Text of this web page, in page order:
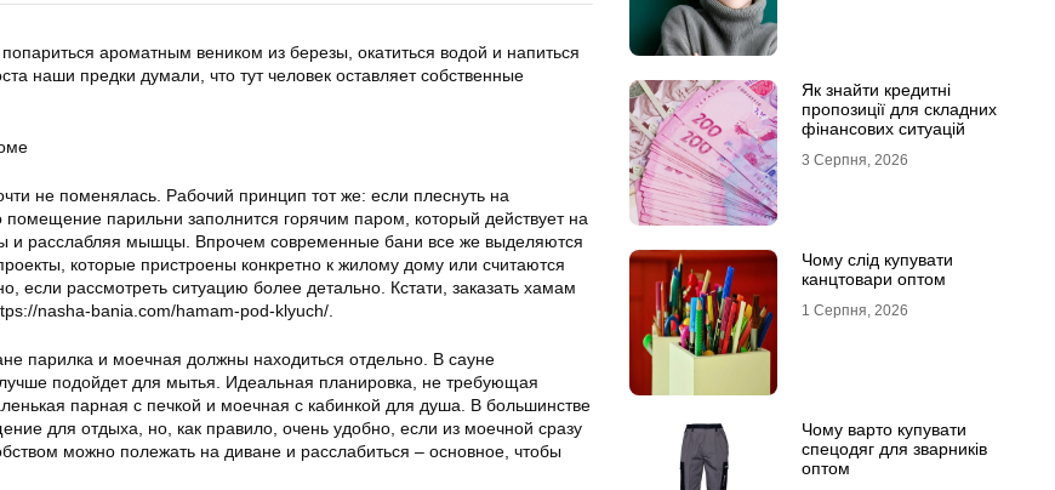
ароматным веником из березы, окатиться водой и напиться
наши предки думали, что тут человек оставляет собственные
не поменялась. Рабочий принцип тот же: если плеснуть на
помещение парильни заполнится горячим паром, который действует на
и расслабляя мышцы. Впрочем современные бани все же выделяются
которые пристроены конкретно к жилому дому или считаются
если рассмотреть ситуацию более детально. Кстати, заказать хамам
nasha-bania.com/hamam-pod-klyuch/.
парилка и моечная должны находиться отдельно. В сауне
подойдет для мытья. Идеальная планировка, не требующая
парная с печкой и моечная с кабинкой для душа. В большинстве
для отдыха, но, как правило, очень удобно, если из моечной сразу
можно полежать на диване и расслабиться – основное, чтобы
Як знайти кредитні
пропозиції для складних
фінансових ситуацій
3 Серпня, 2026
Чому слід купувати
канцтовари оптом
1 Серпня, 2026
Чому варто купувати
спецодяг для зварників
оптом